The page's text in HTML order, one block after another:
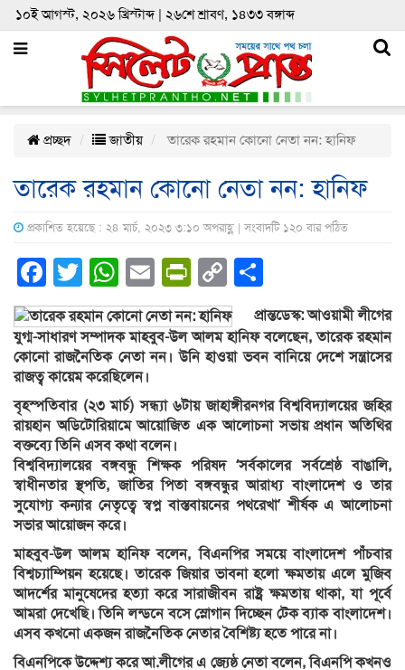
১০ই আগস্ট, ২০২৬ খ্রিস্টাব্দ | ২৬শে শ্রাবণ, ১৪৩৩ বঙ্গাব্দ
প্রচ্ছদ জাতীয় তারেক রহমান কোনো নেতা নন: হানিফ
তারেক রহমান কোনো নেতা নন: হানিফ
প্রকাশিত হয়েছে : ২৪ মার্চ, ২০২৩ ৩:১০ অপরাহ্ণ | সংবাদটি ১২০ বার পঠিত
Facebook
Twitter
WhatsApp
EmailPrintFriendly
Copy
Link
প্রান্তডেস্ক: আওয়ামী লীগের
যুগ্ম-সাধারণ সম্পাদক মাহবুব-উল আলম হানিফ বলেছেন, তারেক রহমান
কোনো রাজনৈতিক নেতা নন। উনি হাওয়া ভবন বানিয়ে দেশে সন্ত্রাসের
রাজত্ব কায়েম করেছিলেন।
বৃহস্পতিবার (২৩ মার্চ) সন্ধ্যা ৬টায় জাহাঙ্গীরনগর বিশ্ববিদ্যালয়ের জহির
রায়হান অডিটোরিয়ামে আয়োজিত এক আলোচনা সভায় প্রধান অতিথির
বক্তব্যে তিনি এসব কথা বলেন।
বিশ্ববিদ্যালয়ের বঙ্গবন্ধু শিক্ষক পরিষদ ‘সর্বকালের সর্বশ্রেষ্ঠ বাঙালি,
স্বাধীনতার স্থপতি, জাতির পিতা বঙ্গবন্ধুর আরাধ্য বাংলাদেশ ও তার
সুযোগ্য কন্যার নেতৃত্বে স্বপ্ন বাস্তবায়নের পথরেখা’ শীর্ষক এ আলোচনা
সভার আয়োজন করে।
মাহবুব-উল আলম হানিফ বলেন, বিএনপির সময়ে বাংলাদেশ পাঁচবার
বিশ্বচ্যাম্পিয়ন হয়েছে। তারেক জিয়ার ভাবনা হলো ক্ষমতায় এলে মুজিব
আদর্শের মানুষেদের হত্যা করে সারাজীবন রাষ্ট্র ক্ষমতায় থাকা, যা পূর্বে
আমরা দেখেছি। তিনি লন্ডনে বসে স্লোগান দিচ্ছেন টেক ব্যাক বাংলাদেশ।
এসব কখনো একজন রাজনৈতিক নেতার বৈশিষ্ট্য হতে পারে না।
বিএনপিকে উদ্দেশ্য করে আ.লীগের এ জ্যেষ্ঠ নেতা বলেন, বিএনপি কখনও